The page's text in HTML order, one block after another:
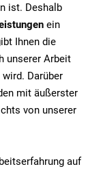
ist. Deshalb
ein
Ihnen die
unserer Arbeit
Darüber
mit äußerster
von unserer
auf